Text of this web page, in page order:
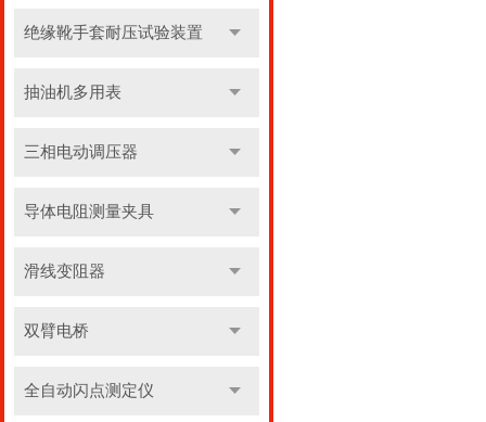
绝缘靴手套耐压试验装置
抽油机多用表
三相电动调压器
导体电阻测量夹具
滑线变阻器
双臂电桥
全自动闪点测定仪